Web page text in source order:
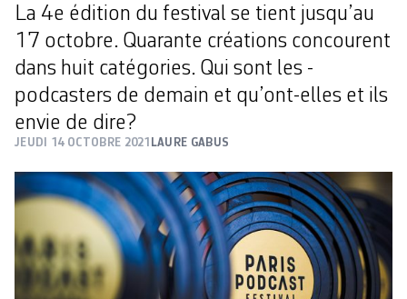
La 4e édition du festival se tient jusqu’au
17 octobre. Quarante ­créa­­tions concourent
dans huit ­catégories. Qui sont les ­
podcasters de demain et qu’ont-elles et ils
envie de dire?
JEUDI 14 OCTOBRE 2021 LAURE GABUS